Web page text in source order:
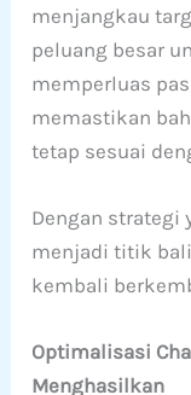
menjangkau
peluang besar
memperluas
memastikan
tetap sesuai
Dengan strategi
menjadi titik
kembali
Optimalisasi
Menghasilkan